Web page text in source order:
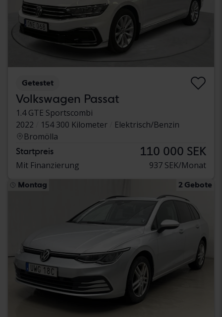
Getestet
Volkswagen Passat
1.4 GTE Sportscombi
2022
154 300 Kilometer
Elektrisch/Benzin
Bromölla
Startpreis 110 000 SEK
Mit Finanzierung 937 SEK/Monat
Montag 2 Gebote